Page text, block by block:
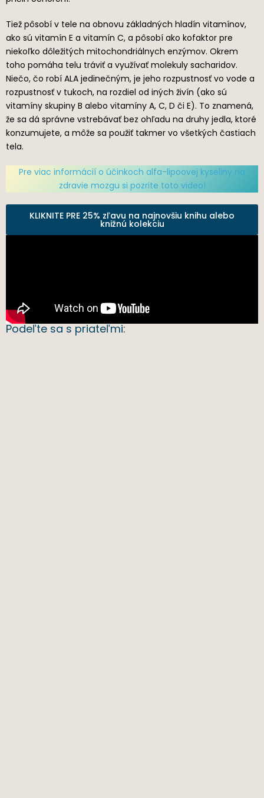
Tiež pôsobí v tele na obnovu základných hladín vitamínov,
ako sú vitamín E a vitamín C, a pôsobí ako kofaktor pre
niekoľko dôležitých mitochondriálnych enzýmov. Okrem
toho pomáha telu tráviť a využívať molekuly sacharidov.
Niečo, čo robí ALA jedinečným, je jeho rozpustnosť vo vode a
rozpustnosť v tukoch, na rozdiel od iných živín (ako sú
vitamíny skupiny B alebo vitamíny A, C, D či E). To znamená,
že sa dá správne vstrebávať bez ohľadu na druhy jedla, ktoré
konzumujete, a môže sa použiť takmer vo všetkých častiach
tela.
Pre viac informácií o účinkoch alfa-lipoovej kyseliny na
zdravie mozgu si pozrite toto video!
KLIKNITE PRE 25% zľavu na najnovšiu knihu alebo
knižnú kolekciu
Podeľte sa s priateľmi: